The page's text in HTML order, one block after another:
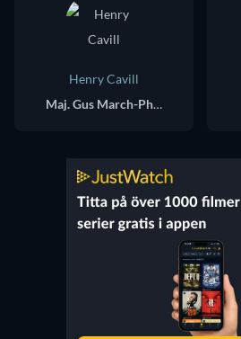
Henry Cavill
Maj. Gus March-Phillips